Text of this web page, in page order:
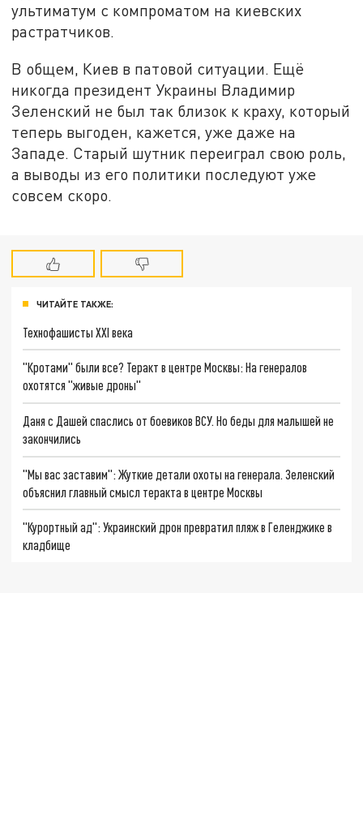
ультиматум с компроматом на киевских
растратчиков.
В общем, Киев в патовой ситуации. Ещё
никогда президент Украины Владимир
Зеленский не был так близок к краху, который
теперь выгоден, кажется, уже даже на
Западе. Старый шутник переиграл свою роль,
а выводы из его политики последуют уже
совсем скоро.
ЧИТАЙТЕ ТАКЖЕ:
Технофашисты XXI века
"Кротами" были все? Теракт в центре Москвы: На генералов
охотятся "живые дроны"
Даня с Дашей спаслись от боевиков ВСУ. Но беды для малышей не
закончились
"Мы вас заставим": Жуткие детали охоты на генерала. Зеленский
объяснил главный смысл теракта в центре Москвы
"Курортный ад": Украинский дрон превратил пляж в Геленджике в
кладбище